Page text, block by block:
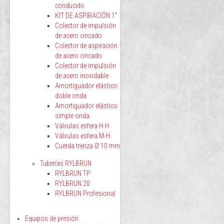
conducido
KIT DE ASPIRACIÓN 1”
Colector de impulsión
de acero cincado
Colector de aspiración
de acero cincado
Colector de impulsión
de acero inoxidable
Amortiguador elástico
doble onda
Amortiguador elástico
simple onda
Válvulas esfera H-H
Válvulas esfera M-H
Cuerda trenza Ø 10 mm
Tuberías RYLBRUN
RYLBRUN TP
RYLBRUN 20
RYLBRUN Profesional
Equipos de presión